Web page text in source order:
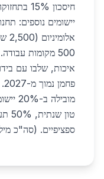
חיסכון 15% בתחזוקה.
יישומים נוספים:
500 מקומות
איכות, שלבו עם
טון שנתית, 50% תעשייה. ל
ספציפיים. (סה"כ מילים: